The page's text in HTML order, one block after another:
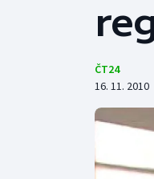
Tenis
Cyklistika
ČT24
16. 11. 2010